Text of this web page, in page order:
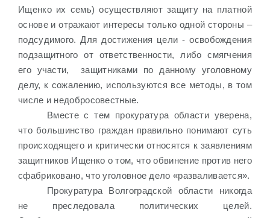
Ищенко их семь) осуществляют защиту на платной
основе и отражают интересы только одной стороны –
подсудимого. Для достижения цели - освобождения
подзащитного от ответственности, либо смягчения
его участи,
защитниками по данному уголовному
делу, к сожалению, используются все методы, в том
числе и недобросовестные.
Вместе с тем прокуратура области уверена,
что большинство граждан правильно понимают суть
происходящего и критически относятся к заявлениям
защитников Ищенко о том, что обвинение против него
сфабриковано, что уголовное дело «разваливается».
Прокуратура Волгоградской области никогда
не преследовала политических целей.